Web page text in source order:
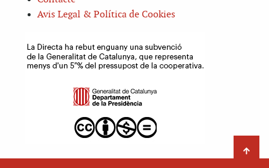
Avis Legal & Política de Cookies